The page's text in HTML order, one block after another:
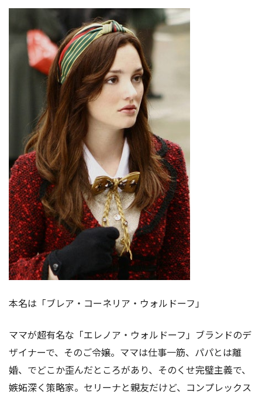
本名は「ブレア・コーネリア・ウォルドーフ」
ママが超有名な「エレノア・ウォルドーフ」ブランドのデ
ザイナーで、そのご令嬢。ママは仕事一筋、パパとは離
婚、でどこか歪んだところがあり、そのくせ完璧主義で、
嫉妬深く策略家。セリーナと親友だけど、コンプレックス